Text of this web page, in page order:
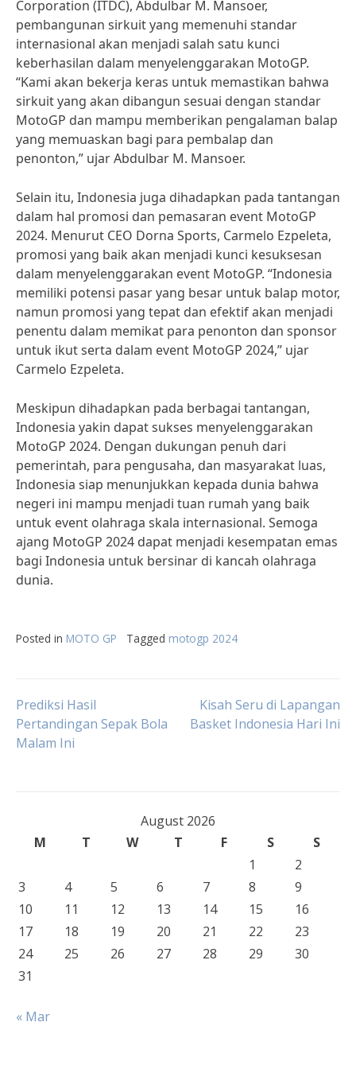
Corporation (ITDC), Abdulbar M. Mansoer,
pembangunan sirkuit yang memenuhi standar
internasional akan menjadi salah satu kunci
keberhasilan dalam menyelenggarakan MotoGP.
“Kami akan bekerja keras untuk memastikan bahwa
sirkuit yang akan dibangun sesuai dengan standar
MotoGP dan mampu memberikan pengalaman balap
yang memuaskan bagi para pembalap dan
penonton,” ujar Abdulbar M. Mansoer.
Selain itu, Indonesia juga dihadapkan pada tantangan
dalam hal promosi dan pemasaran event MotoGP
2024. Menurut CEO Dorna Sports, Carmelo Ezpeleta,
promosi yang baik akan menjadi kunci kesuksesan
dalam menyelenggarakan event MotoGP. “Indonesia
memiliki potensi pasar yang besar untuk balap motor,
namun promosi yang tepat dan efektif akan menjadi
penentu dalam memikat para penonton dan sponsor
untuk ikut serta dalam event MotoGP 2024,” ujar
Carmelo Ezpeleta.
Meskipun dihadapkan pada berbagai tantangan,
Indonesia yakin dapat sukses menyelenggarakan
MotoGP 2024. Dengan dukungan penuh dari
pemerintah, para pengusaha, dan masyarakat luas,
Indonesia siap menunjukkan kepada dunia bahwa
negeri ini mampu menjadi tuan rumah yang baik
untuk event olahraga skala internasional. Semoga
ajang MotoGP 2024 dapat menjadi kesempatan emas
bagi Indonesia untuk bersinar di kancah olahraga
dunia.
Posted in MOTO GP Tagged motogp 2024
Post
navigation
Prediksi Hasil
Pertandingan Sepak Bola
Malam Ini
Kisah Seru di Lapangan
Basket Indonesia Hari Ini
August 2026
M
T W T F S
S
1
2
3
4 5 6 7 8
9
10
11 12 13 14 15
16
17
18 19 20 21 22
23
24
25 26 27 28 29
30
31
« Mar